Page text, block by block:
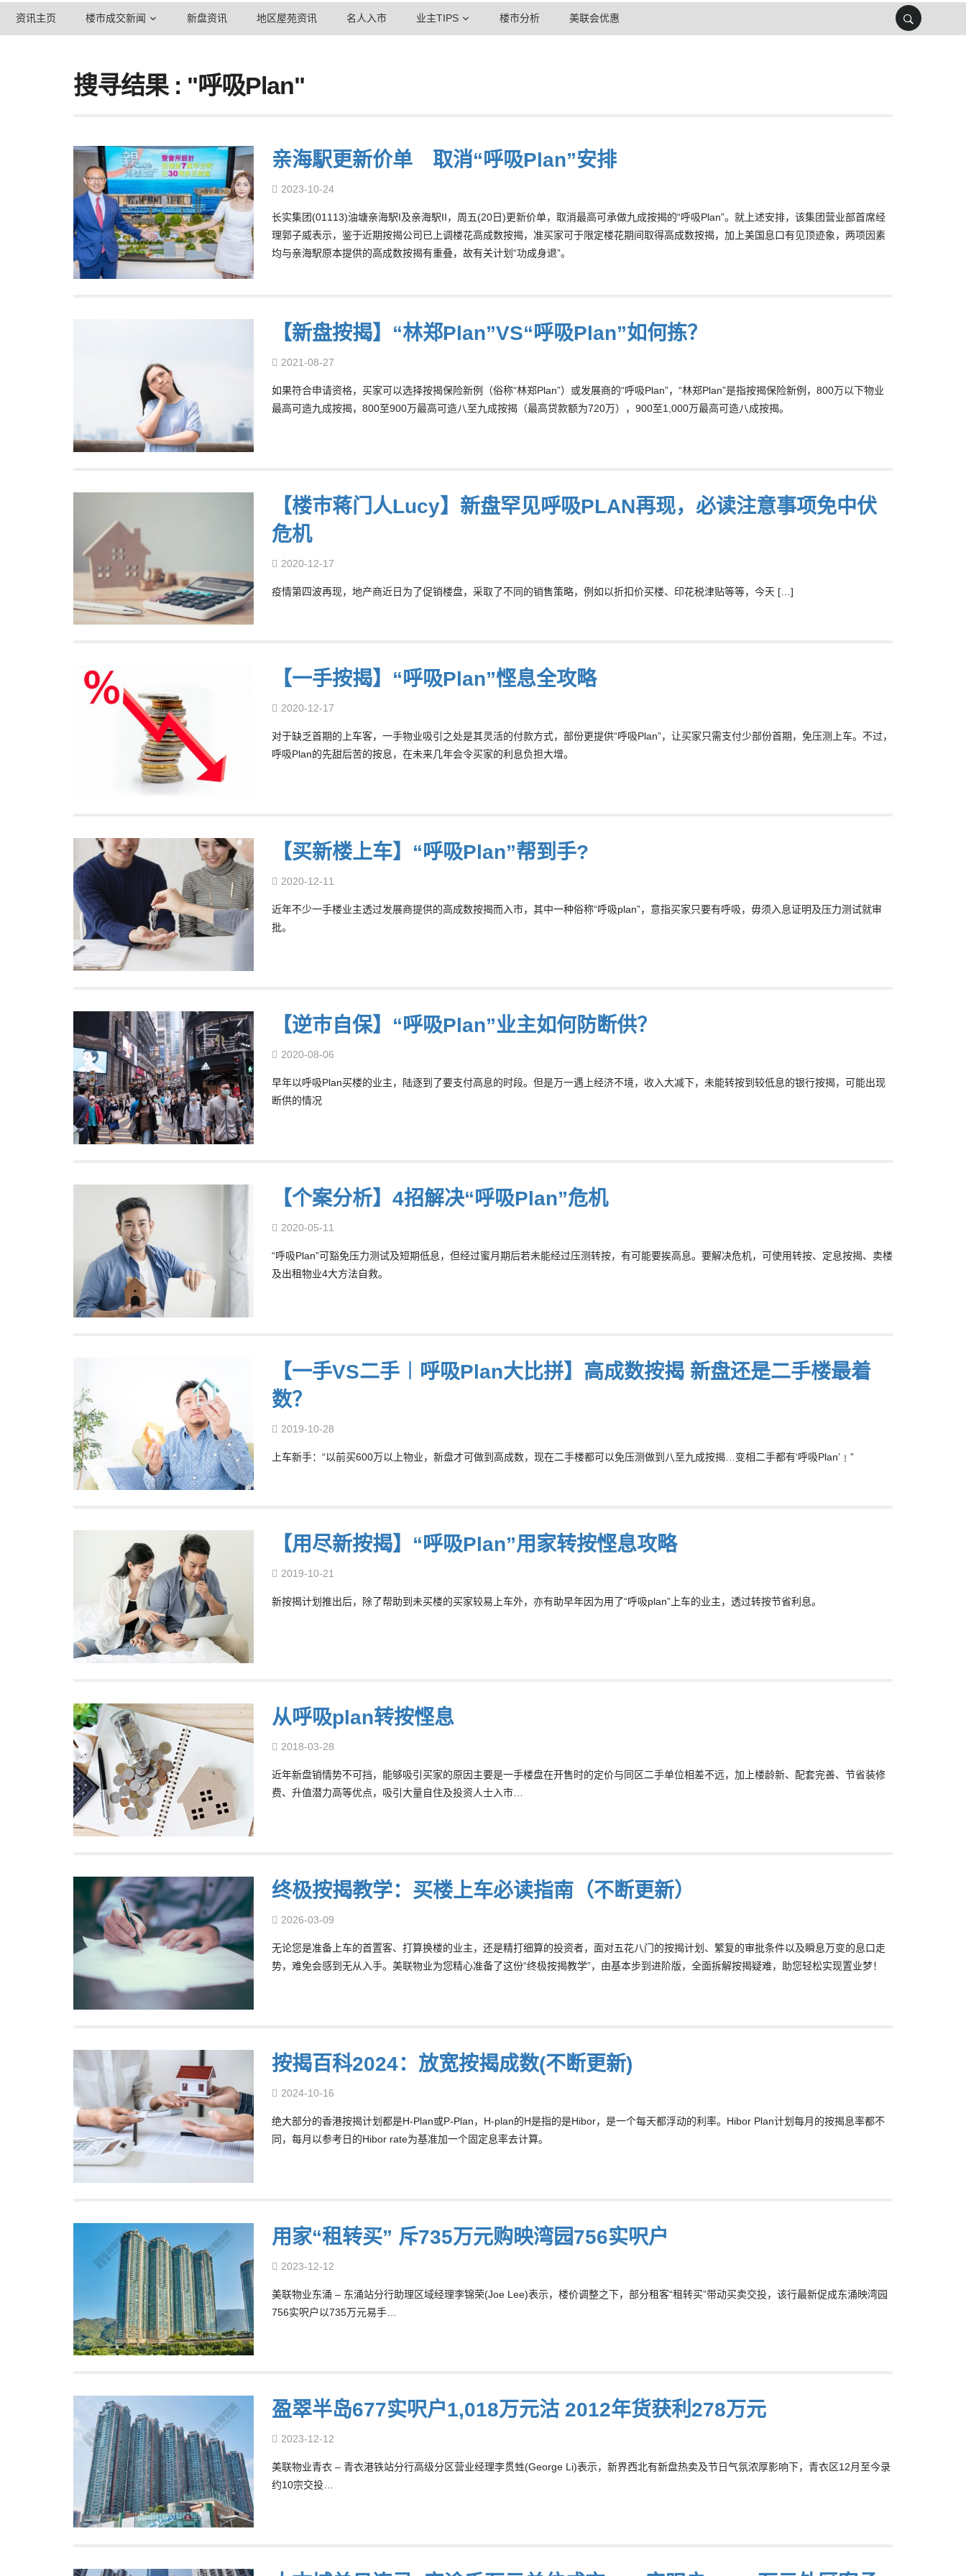
资讯主页 楼市成交新闻 新盘资讯 地区屋苑资讯 名人入市 业主TIPS 楼市分析 美联会优惠
搜寻结果 : "呼吸Plan"
亲海駅更新价单 取消“呼吸Plan”安排
2023-10-24
长实集团(01113)油塘亲海駅I及亲海駅II，周五(20日)更新价单，取消最高可承做九成按揭的“呼吸Plan”。就上述安排，该集团营业部首席经
理郭子威表示，鉴于近期按揭公司已上调楼花高成数按揭，准买家可于限定楼花期间取得高成数按揭，加上美国息口有见顶迹象，两项因素
均与亲海駅原本提供的高成数按揭有重叠，故有关计划“功成身退”。
【新盘按揭】“林郑Plan”VS“呼吸Plan”如何拣？
2021-08-27
如果符合申请资格，买家可以选择按揭保险新例（俗称“林郑Plan”）或发展商的“呼吸Plan”，“林郑Plan”是指按揭保险新例，800万以下物业
最高可造九成按揭，800至900万最高可造八至九成按揭（最高贷款额为720万），900至1,000万最高可造八成按揭。
【楼巿蒋门人Lucy】新盘罕见呼吸PLAN再现，必读注意事项免中伏
危机
2020-12-17
疫情第四波再现，地产商近日为了促销楼盘，采取了不同的销售策略，例如以折扣价买楼、印花税津贴等等，今天 […]
【一手按揭】“呼吸Plan”悭息全攻略
2020-12-17
对于缺乏首期的上车客，一手物业吸引之处是其灵活的付款方式，部份更提供“呼吸Plan”，让买家只需支付少部份首期，免压测上车。不过，
呼吸Plan的先甜后苦的按息，在未来几年会令买家的利息负担大增。
【买新楼上车】“呼吸Plan”帮到手?
2020-12-11
近年不少一手楼业主透过发展商提供的高成数按揭而入市，其中一种俗称“呼吸plan”，意指买家只要有呼吸，毋须入息证明及压力测试就审
批。
【逆巿自保】“呼吸Plan”业主如何防断供？
2020-08-06
早年以呼吸Plan买楼的业主，陆逐到了要支付高息的时段。但是万一遇上经济不境，收入大减下，未能转按到较低息的银行按揭，可能出现
断供的情况
【个案分析】4招解决“呼吸Plan”危机
2020-05-11
“呼吸Plan”可豁免压力测试及短期低息，但经过蜜月期后若未能经过压测转按，有可能要挨高息。要解决危机，可使用转按、定息按揭、卖楼
及出租物业4大方法自救。
【一手VS二手︱呼吸Plan大比拼】高成数按揭 新盘还是二手楼最着
数？
2019-10-28
上车新手：“以前买600万以上物业，新盘才可做到高成数，现在二手楼都可以免压测做到八至九成按揭…变相二手都有‘呼吸Plan’﹗”
【用尽新按揭】“呼吸Plan”用家转按悭息攻略
2019-10-21
新按揭计划推出后，除了帮助到未买楼的买家较易上车外，亦有助早年因为用了“呼吸plan”上车的业主，透过转按节省利息。
从呼吸plan转按悭息
2018-03-28
近年新盘销情势不可挡，能够吸引买家的原因主要是一手楼盘在开售时的定价与同区二手单位相差不远，加上楼龄新、配套完善、节省装修
费、升值潜力高等优点，吸引大量自住及投资人士入市…
终极按揭教学：买楼上车必读指南（不断更新）
2026-03-09
无论您是准备上车的首置客、打算换楼的业主，还是精打细算的投资者，面对五花八门的按揭计划、繁复的审批条件以及瞬息万变的息口走
势，难免会感到无从入手。美联物业为您精心准备了这份“终极按揭教学”，由基本步到进阶版，全面拆解按揭疑难，助您轻松实现置业梦！
按揭百科2024：放宽按揭成数(不断更新)
2024-10-16
绝大部分的香港按揭计划都是H-Plan或P-Plan，H-plan的H是指的是Hibor，是一个每天都浮动的利率。Hibor Plan计划每月的按揭息率都不
同，每月以参考日的Hibor rate为基准加一个固定息率去计算。
用家“租转买” 斥735万元购映湾园756实呎户
2023-12-12
美联物业东涌 – 东涌站分行助理区域经理李锦荣(Joe Lee)表示，楼价调整之下，部分租客“租转买”带动买卖交投，该行最新促成东涌映湾园
756实呎户以735万元易手…
盈翠半岛677实呎户1,018万元沽 2012年货获利278万元
2023-12-12
美联物业青衣 – 青衣港铁站分行高级分区营业经理李贯甡(George Li)表示，新界西北有新盘热卖及节日气氛浓厚影响下，青衣区12月至今录
约10宗交投…